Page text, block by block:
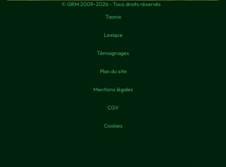
© GRM 2009-2026 - Tous droits réservés
Taonix
Lexique
Témoignages
Plan du site
Mentions légales
CGV
Cookies